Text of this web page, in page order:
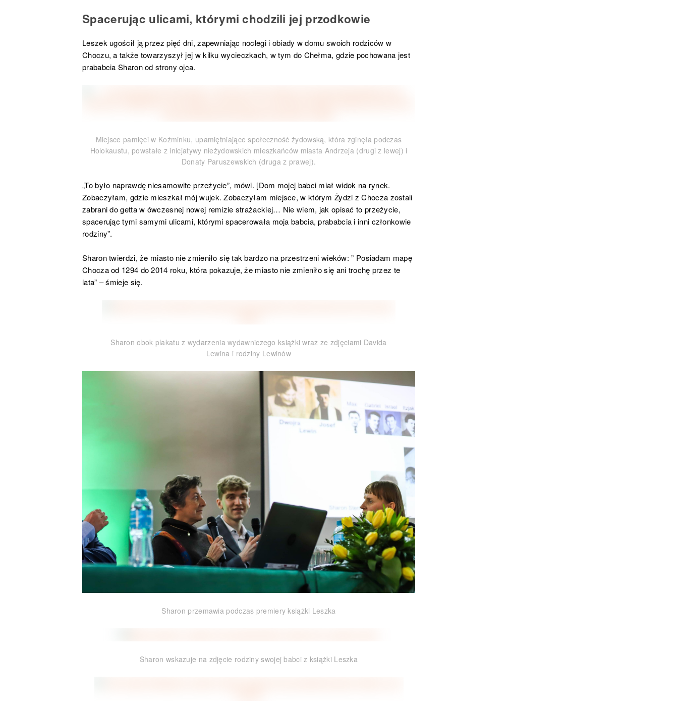
Spacerując ulicami, którymi chodzili jej przodkowie
Leszek ugościł ją przez pięć dni, zapewniając noclegi i obiady w domu swoich rodziców w
Choczu, a także towarzyszył jej w kilku wycieczkach, w tym do Chełma, gdzie pochowana jest
prababcia Sharon od strony ojca.
Miejsce pamięci w Koźminku, upamiętniające społeczność żydowską, która zginęła podczas
Holokaustu, powstałe z inicjatywy nieżydowskich mieszkańców miasta Andrzeja (drugi z lewej) i
Donaty Paruszewskich (druga z prawej).
„To było naprawdę niesamowite przeżycie”, mówi. [Dom mojej babci miał widok na rynek.
Zobaczyłam, gdzie mieszkał mój wujek. Zobaczyłam miejsce, w którym Żydzi z Chocza zostali
zabrani do getta w ówczesnej nowej remizie strażackiej… Nie wiem, jak opisać to przeżycie,
spacerując tymi samymi ulicami, którymi spacerowała moja babcia, prababcia i inni członkowie
rodziny”.
Sharon twierdzi, że miasto nie zmieniło się tak bardzo na przestrzeni wieków: ” Posiadam mapę
Chocza od 1294 do 2014 roku, która pokazuje, że miasto nie zmieniło się ani trochę przez te
lata” – śmieje się.
Sharon obok plakatu z wydarzenia wydawniczego książki wraz ze zdjęciami Davida
Lewina i rodziny Lewinów
Sharon przemawia podczas premiery książki Leszka
Sharon wskazuje na zdjęcie rodziny swojej babci z książki Leszka